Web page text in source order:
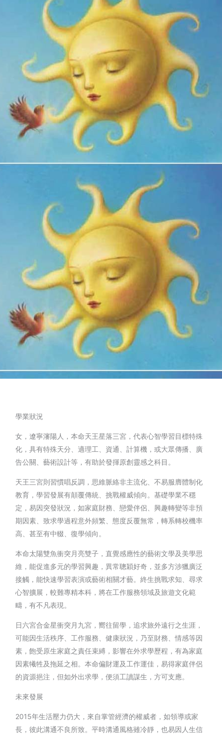
學業狀況
女，遼寧瀋陽人，本命天王星落三宮，代表心智學習目標特殊
化，具有特殊天分、適理工、資通、計算機，或大眾傳播、廣
告公關、藝術設計等，有助於發揮原創靈感之科目。
天王三宮則習慣唱反調，思維脈絡非主流化、不易服膺體制化
教育，學習發展有顛覆傳統、挑戰權威傾向。基礎學業不穩
定，易因突發狀況，如家庭財務、戀愛伴侶、興趣轉變等非預
期因素、致求學過程意外頻繁、態度反覆無常，轉系轉校機率
高、甚至有中輟、復學傾向。
本命太陽雙魚衝突月亮雙子，直覺感應性的藝術文學及美學思
維，能促進多元的學習興趣，異常聰穎好奇，並多方涉獵廣泛
接觸，能快速學習表演或藝術相關才藝。終生挑戰求知、尋求
心智擴展，較難專精本科，將在工作服務領域及旅遊文化範
疇，有不凡表現。
日六宮合金星衝突月九宮，嚮往留學，追求旅外遠行之生涯，
可能因生活秩序、工作服務、健康狀況，乃至財務、情感等因
素，飽受原生家庭之責任束縛，影響在外求學歷程，有為家庭
因素犧牲及拖延之相。本命偏財運及工作運佳，易得家庭伴侶
的資源挹注，但如外出求學，便須工讀謀生，方可支應。
未來發展
2015年生活壓力仍大，來自掌管經濟的權威者，如領導或家
長，彼此溝通不良所致。平時溝通風格雖冷靜，也易因人生信